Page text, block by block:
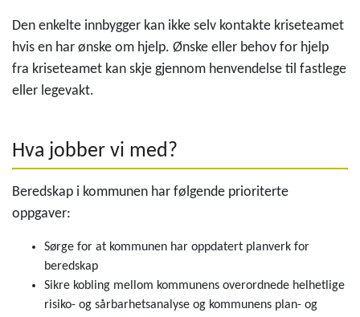
Den enkelte innbygger kan ikke selv kontakte kriseteamet
hvis en har ønske om hjelp. Ønske eller behov for hjelp
fra kriseteamet kan skje gjennom henvendelse til fastlege
eller legevakt.
Hva jobber vi med?
Beredskap i kommunen har følgende prioriterte
oppgaver:
Sørge for at kommunen har oppdatert planverk for
beredskap
Sikre kobling mellom kommunens overordnede helhetlige
risiko- og sårbarhetsanalyse og kommunens plan- og